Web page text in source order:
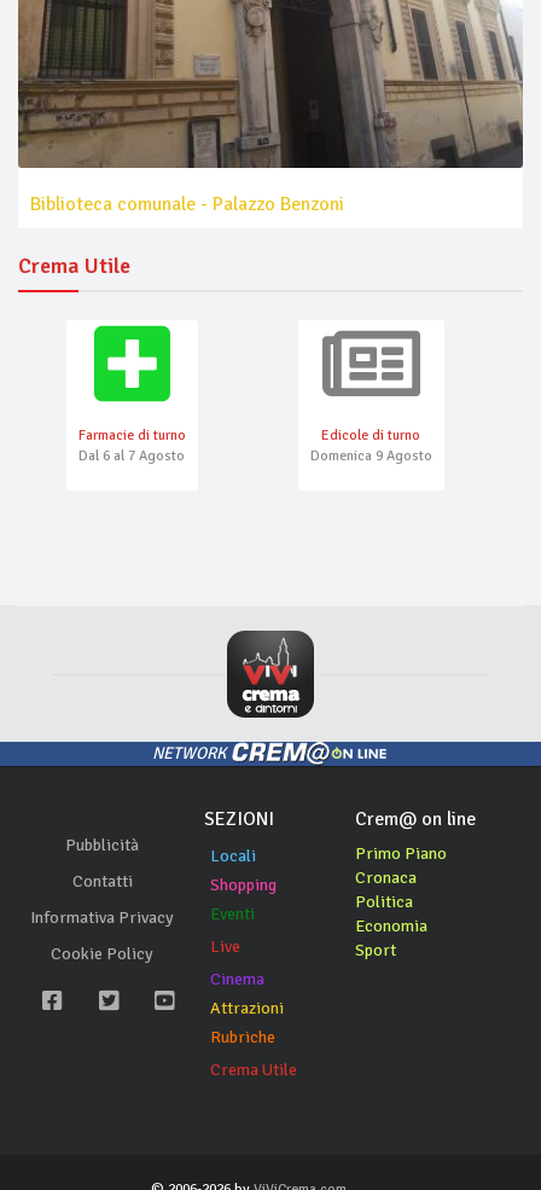
Biblioteca comunale - Palazzo Benzoni
Crema Utile
Farmacie di turno
Dal 6 al 7 Agosto
Edicole di turno
Domenica 9 Agosto
NETWORK
Pubblicità
Contatti
Informativa Privacy
Cookie Policy
SEZIONI
Locali
Shopping
Eventi
Live
Cinema
Attrazioni
Rubriche
Crema Utile
Crem@ on line
Primo Piano
Cronaca
Politica
Economia
Sport